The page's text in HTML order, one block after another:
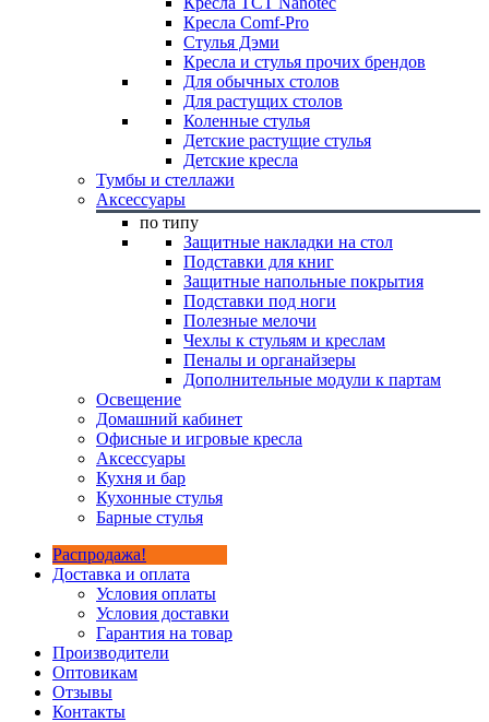
Кресла Comf-Pro
Стулья Дэми
Кресла и стулья прочих брендов
Для обычных столов
Для растущих столов
Коленные стулья
Детские растущие стулья
Детские кресла
Тумбы и стеллажи
Аксессуары
по типу
Защитные накладки на стол
Подставки для книг
Защитные напольные покрытия
Подставки под ноги
Полезные мелочи
Чехлы к стульям и креслам
Пеналы и органайзеры
Дополнительные модули к партам
Освещение
Домашний кабинет
Офисные и игровые кресла
Аксессуары
Кухня и бар
Кухонные стулья
Барные стулья
Распродажа!
Доставка и оплата
Условия оплаты
Условия доставки
Гарантия на товар
Производители
Оптовикам
Отзывы
Контакты